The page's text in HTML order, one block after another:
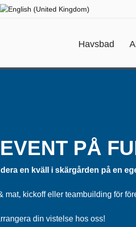
Havsbad
PÅ
en kväll i skärgården på en
kickoff eller teambuilding för
din vistelse hos oss!